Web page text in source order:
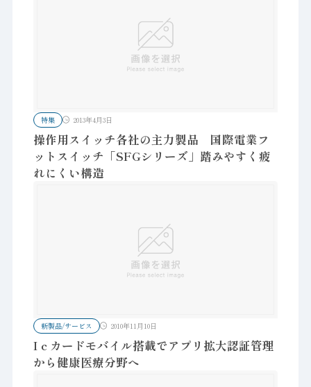
特集 2013年4月3日
操作用スイッチ各社の主力製品 国際電業フ
ットスイッチ「SFGシリーズ」踏みやすく疲
れにくい構造
新製品/サービス 2010年11月10日
Iｃカードモバイル搭載でアプリ拡大認証管理
から健康医療分野へ